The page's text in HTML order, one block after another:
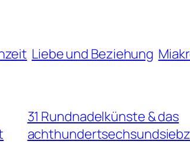
Liebe und Beziehung
31 Rundnadelkünste & das